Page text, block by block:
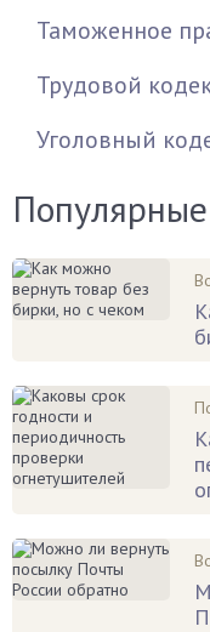
Таможенное
Трудовой
Уголовный